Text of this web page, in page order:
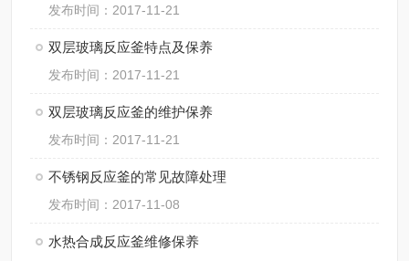
发布时间：2017-11-21
双层玻璃反应釜特点及保养
发布时间：2017-11-21
双层玻璃反应釜的维护保养
发布时间：2017-11-21
不锈钢反应釜的常见故障处理
发布时间：2017-11-08
水热合成反应釜维修保养